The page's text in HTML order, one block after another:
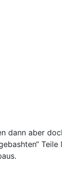
dann aber